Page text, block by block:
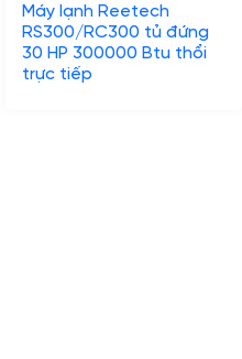
Máy lạnh Reetech
RS300/RC300 tủ đứng
30 HP 300000 Btu thổi
trực tiếp